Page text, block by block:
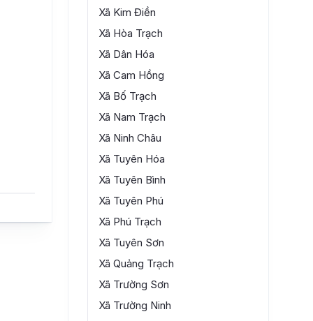
Xã Kim Điền
Xã Hòa Trạch
Xã Dân Hóa
Xã Cam Hồng
Xã Bố Trạch
Xã Nam Trạch
Xã Ninh Châu
Xã Tuyên Hóa
Xã Tuyên Bình
Xã Tuyên Phú
Xã Phú Trạch
Xã Tuyên Sơn
Xã Quảng Trạch
Xã Trường Sơn
Xã Trường Ninh